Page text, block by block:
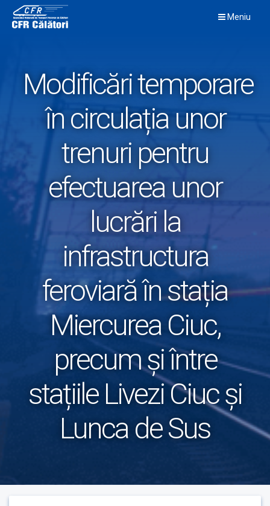
content
Meniu
Modificări temporare
în circulația unor
trenuri pentru
efectuarea unor
lucrări la
infrastructura
feroviară în stația
Miercurea Ciuc,
precum și între
stațiile Livezi Ciuc și
Lunca de Sus